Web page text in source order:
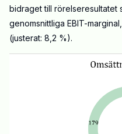
bidraget till rörelseresultatet
genomsnittliga EBIT-
(justerat: 8,2 %).